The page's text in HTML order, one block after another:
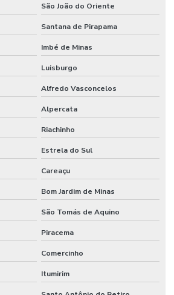
São João do Oriente
Santana de Pirapama
Imbé de Minas
Luisburgo
Alfredo Vasconcelos
Alpercata
Riachinho
Estrela do Sul
Careaçu
Bom Jardim de Minas
São Tomás de Aquino
Piracema
Comercinho
Itumirim